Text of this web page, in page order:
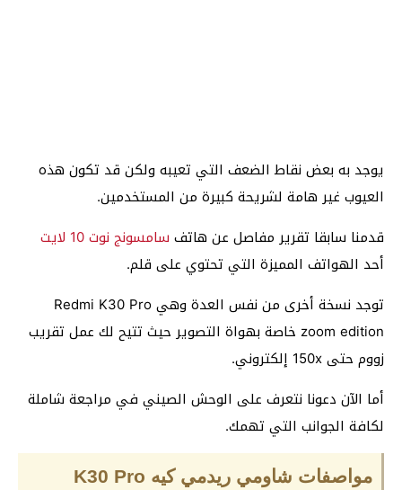
يوجد به بعض نقاط الضعف التي تعيبه ولكن قد تكون هذه
العيوب غير هامة لشريحة كبيرة من المستخدمين.
قدمنا سابقا تقرير مفاصل عن هاتف سامسونج نوت 10 لايت
أحد الهواتف المميزة التي تحتوي على قلم.
توجد نسخة أخرى من نفس العدة وهي Redmi K30 Pro
zoom edition خاصة بهواة التصوير حيث تتيح لك عمل تقريب
زووم حتى 150x إلكتروني.
أما الآن دعونا نتعرف على الوحش الصيني في مراجعة شاملة
لكافة الجوانب التي تهمك.
مواصفات شاومي ريدمي كيه K30 Pro